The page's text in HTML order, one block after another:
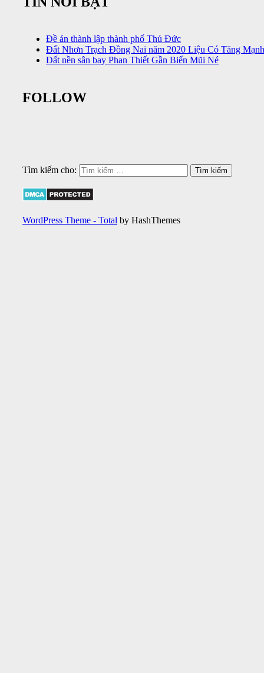
Đề án thành lập thành phố Thủ Đức
Đất Nhơn Trạch Đồng Nai năm 2020 Liệu Có Tăng
Đất nền sân bay Phan Thiết Gần Biển Mũi Né
FOLLOW
Tìm kiếm cho:
WordPress Theme - Total by HashThemes